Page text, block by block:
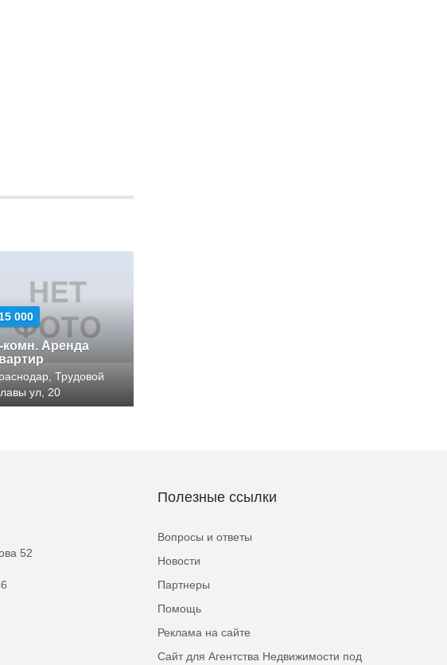
15 000
комн. Аренда
Трудовой
ул, 20
52
Полезные ссылки
Вопросы и ответы
Новости
Партнеры
Помощь
Реклама на сайте
Сайт для Агентства Недвижимости под